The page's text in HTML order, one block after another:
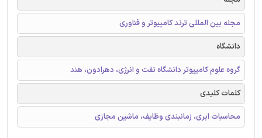
مجله بین المللی ترند کامپیوتر و فناوری
دانشگاه
گروه علوم کامپیوتر دانشگاه نفت و انرژی، دهرادون، هند
کلمات کلیدی
محاسبات ابری، زمانبندی وظایف، ماشین مجازی